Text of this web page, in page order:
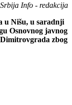
Info - redakcija
u Nišu, u saradnji
Osnovnog javnog
zbog